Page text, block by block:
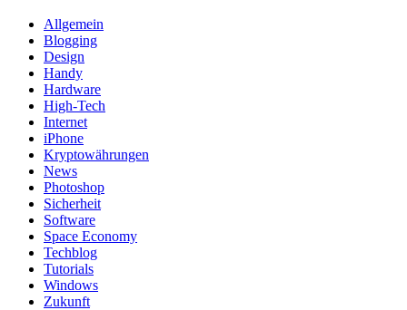
Allgemein
Blogging
Design
Handy
Hardware
High-Tech
Internet
iPhone
Kryptowährungen
News
Photoshop
Sicherheit
Software
Space Economy
Techblog
Tutorials
Windows
Zukunft